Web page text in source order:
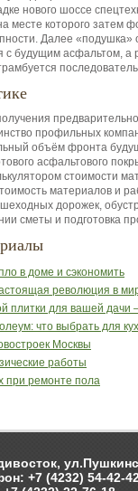
нового шоссе
месте которого затем
Далее
с будущим асфальтом,
профильных
объём фронта
асфальтового
стоимости
материалов и
дорожек,
сметы и подготовка
в доме и сэкономить
революция в
плитки для вашей дачи
что выбрать для
Москвы
работы
при ремонте пола
+7 (4232) 54-42-